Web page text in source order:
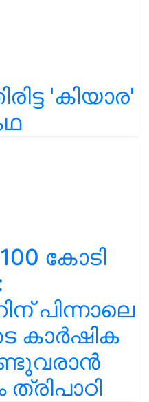
'കിയാര'
കോടി
പിന്നാലെ
കാർഷിക